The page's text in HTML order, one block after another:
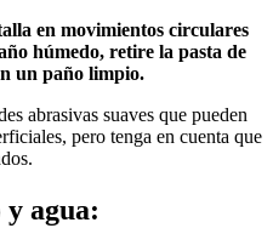
en movimientos circulares
húmedo, retire la pasta de
un paño limpio.
abrasivas suaves que pueden
pero tenga en cuenta que
agua: